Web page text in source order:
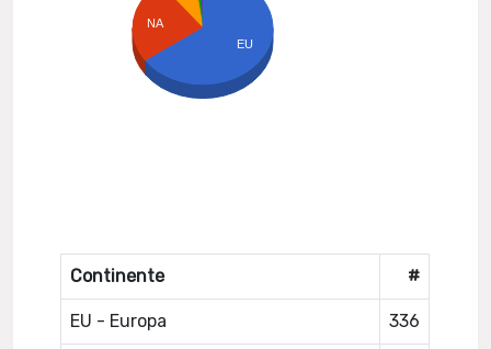
NA
EU
Continente #
EU - Europa 336